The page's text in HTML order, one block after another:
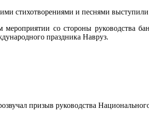
стихотворениями и песнями
мероприятии со стороны руководства
праздника Навруз.
призыв руководства